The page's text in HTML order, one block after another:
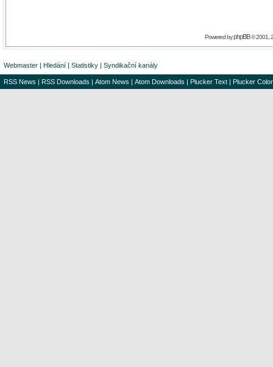
Powered byphpBB© 2001,
Webmaster | Hledání | Statistiky | Syndikační kanály
RSS News | RSS Downloads | Atom News | Atom Downloads | Plucker Text | Plucker Color